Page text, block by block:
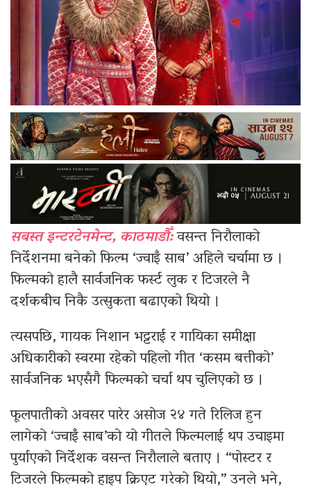
सबस्त इन्टरटेनमेन्ट, काठमाडौँ:वसन्त निरौलाको
निर्देशनमा बनेको फिल्म ‘ज्वाइँ साब’ अहिले चर्चामा छ ।
फिल्मको हालै सार्वजनिक फर्स्ट लुक र टिजरले नै
दर्शकबीच निकै उत्सुकता बढाएको थियो ।
त्यसपछि, गायक निशान भट्टराई र गायिका समीक्षा
अधिकारीको स्वरमा रहेको पहिलो गीत ‘कसम बत्तीको’
सार्वजनिक भएसँगै फिल्मको चर्चा थप चुलिएको छ ।
फूलपातीको अवसर पारेर असोज २४ गते रिलिज हुन
लागेको ‘ज्वाइँ साब’को यो गीतले फिल्मलाई थप उचाइमा
पुर्याएको निर्देशक वसन्त निरौलाले बताए । “पोस्टर र